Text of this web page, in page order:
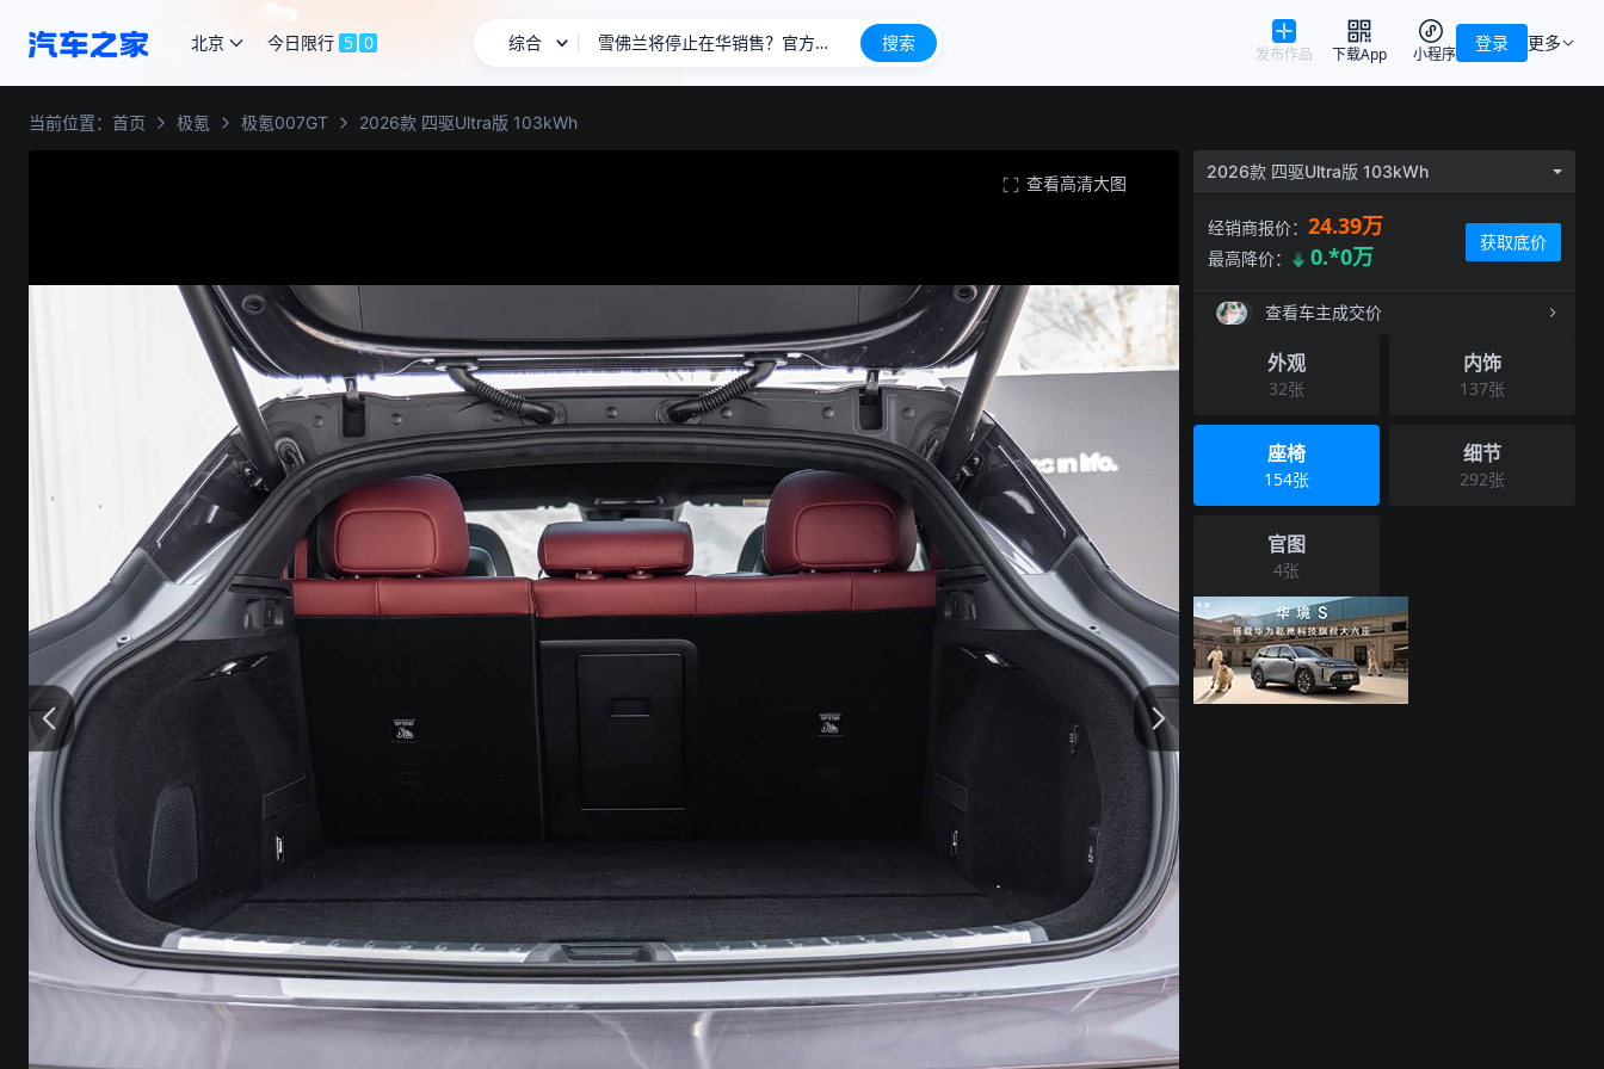
北京 今日限行 5 0 综合 雪佛兰将停止在华销售？官方回应
长城H10 新车上市
搜索 更多
登录
发布作品 下载App 小程序
当前位置： 首页 极氪 极氪007GT 2026款 四驱Ultra版 103kWh
查看高清大图
2026款 四驱Ultra版 103kWh
经销商报价： 24.39万
最高降价： 0.*0万
获取底价
查看车主成交价
外观
32张
内饰
137张
座椅
154张
细节
292张
官图
4张